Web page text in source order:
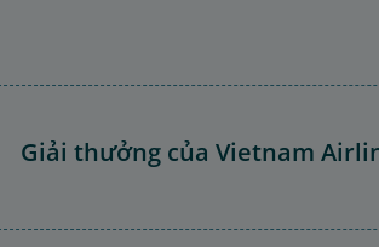
Giải thưởng của Vietnam